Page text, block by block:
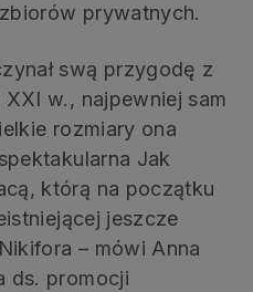
prywatnych.
swą przygodę z
w., najpewniej sam
rozmiary ona
Jak
którą na początku
jeszcze
– mówi Anna
ds. promocji